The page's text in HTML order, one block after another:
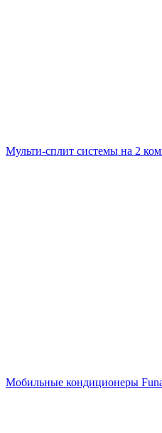
Мульти-сплит системы на 2
Мобильные кондиционеры